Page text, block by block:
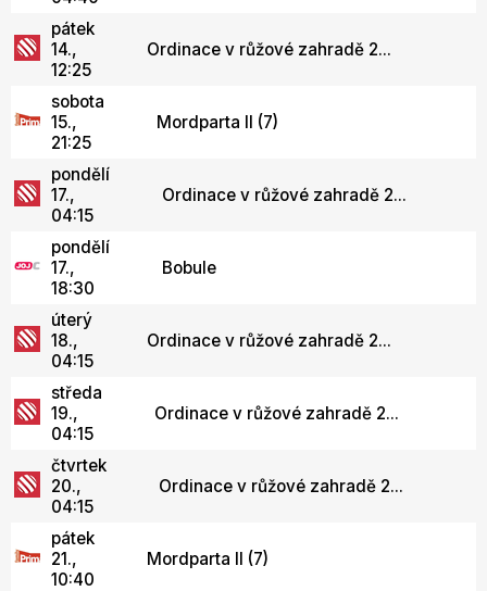
pátek
14.,
12:25
Ordinace v růžové zahradě 2...
sobota
15.,
21:25
Mordparta II (7)
pondělí
17.,
04:15
Ordinace v růžové zahradě 2...
pondělí
17.,
18:30
Bobule
úterý
18.,
04:15
Ordinace v růžové zahradě 2...
středa
19.,
04:15
Ordinace v růžové zahradě 2...
čtvrtek
20.,
04:15
Ordinace v růžové zahradě 2...
pátek
21.,
10:40
Mordparta II (7)